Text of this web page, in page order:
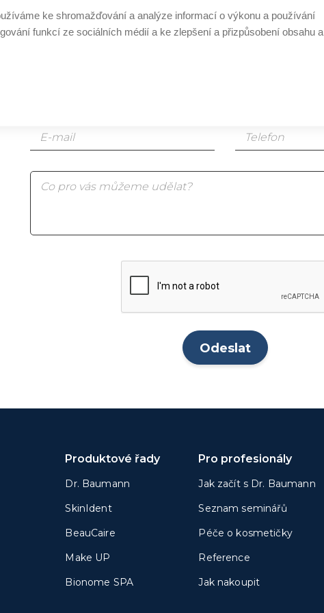
Jsem koncový zákazník
Produktové řady
Dr. Baumann
SkinIdent
BeauCaire
Make UP
Bionome SPA
Pro profesionály
Jak začít s Dr. Baumann
Seznam seminářů
Péče o kosmetičky
Reference
Jak nakoupit
ke shromažďování a analýze informací o výkonu a používání
funkcí ze sociálních médií a ke zlepšení a přizpůsobení obsahu a